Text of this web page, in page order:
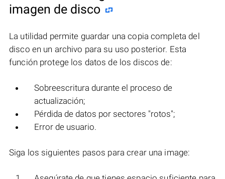
imagen de disco
La utilidad permite guardar una copia completa del
disco en un archivo para su uso posterior. Esta
función protege los datos de los discos de:
Sobreescritura durante el proceso de
actualización;
Pérdida de datos por sectores "rotos";
Error de usuario.
Siga los siguientes pasos para crear una image: